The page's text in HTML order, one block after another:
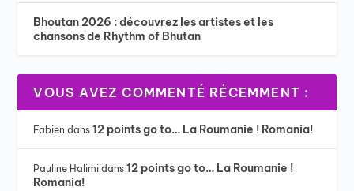
Bhoutan 2026 : découvrez les artistes et les
chansons de Rhythm of Bhutan
VOUS AVEZ COMMENTÉ RÉCEMMENT :
Fabien dans12 points go to… La Roumanie ! Romania!
Pauline Halimi dans12 points go to… La Roumanie !
Romania!